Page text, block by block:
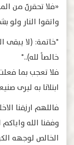
«فلا تحقرنّ من
وﺍﺗﻘﻮﺍ ﺍﻟﻨﺎﺭ ﻭﻟﻮ
*خاتمة: (لا يبقى
خالصاً لله)..*
فلا تعجب بما
ابتلانا به ليرى
فاللهم ارزقنا
وفقنا الله
الخالص لوجهه